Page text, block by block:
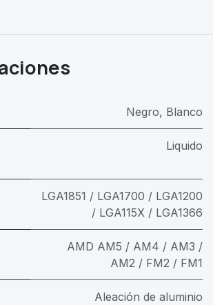
Negro, Blanco
Liquido
LGA1851 / LGA1700 / LGA1200
/ LGA115X / LGA1366
AMD AM5 / AM4 / AM3 /
AM2 / FM2 / FM1
Aleación de aluminio